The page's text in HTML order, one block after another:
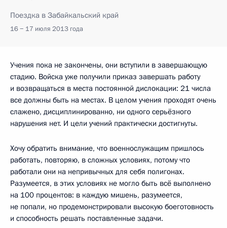
Поездка в Забайкальский край
16 − 17 июля 2013 года
Учения пока не закончены, они вступили в завершающую
стадию. Войска уже получили приказ завершать работу
и возвращаться в места постоянной дислокации: 21 числа
все должны быть на местах. В целом учения проходят очень
слажено, дисциплинированно, ни одного серьёзного
нарушения нет. И цели учений практически достигнуты.
Хочу обратить внимание, что военнослужащим пришлось
работать, повторяю, в сложных условиях, потому что
работали они на непривычных для себя полигонах.
Разумеется, в этих условиях не могло быть всё выполнено
на 100 процентов: в каждую мишень, разумеется,
не попали, но продемонстрировали высокую боеготовность
и способность решать поставленные задачи.